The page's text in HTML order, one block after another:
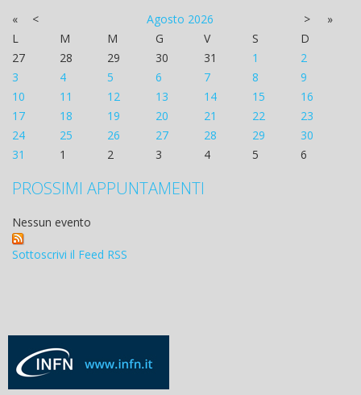
« < Agosto 2026 >
»
L
M M G V S
D
27
28 29 30 31 1
2
3
4 5 6 7 8
9
10
11 12 13 14 15
16
17
18 19 20 21 22
23
24
25 26 27 28 29
30
31
1 2 3 4 5 6
PROSSIMI APPUNTAMENTI
Nessun evento
Sottoscrivi il Feed RSS